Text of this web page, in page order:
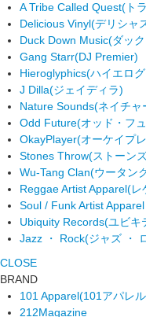
A Tribe Called Quest(ト
Delicious Vinyl(デリシャ
Duck Down Music(ダッ
Gang Starr(DJ Premier)
Hieroglyphics(ハイエロ
J Dilla(ジェイディラ)
Nature Sounds(ネイチャ
Odd Future(オッド・フ
OkayPlayer(オーケイプ
Stones Throw(ストーン
Wu-Tang Clan(ウータン
Reggae Artist Apparel(レ
Soul / Funk Artist Apparel
Ubiquity Records(ユビキ
Jazz ・ Rock(ジャズ ・
CLOSE
BRAND
101 Apparel(101アパレ
212Magazine